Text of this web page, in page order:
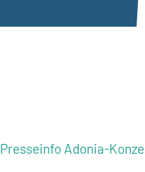
Presseinfo Adonia-